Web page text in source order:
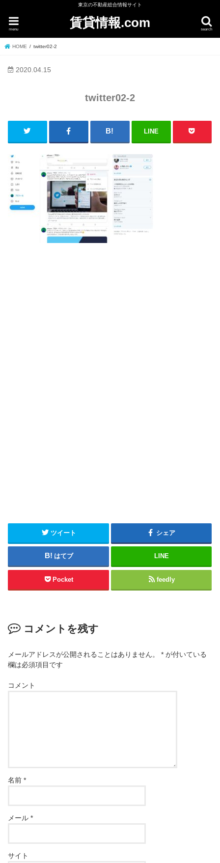
東京の不動産総合情報サイト
賃貸情報.com search
menu
HOME twitter02-2
2020.04.15
twitter02-2
LINE
ツイート シェア
はてブ LINE
Pocket feedly
コメントを残す
メールアドレスが公開されることはありません。 * が付いている
欄は必須項目です
コメント
名前*
メール*
サイト